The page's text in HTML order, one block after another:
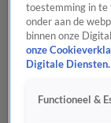
toestemming in te
onder aan de
binnen onze
onze
Digitale Diensten.
Functioneel &